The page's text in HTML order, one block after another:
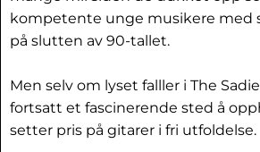
kompetente unge musikere med
på slutten av 90-tallet.
Men selv om lyset falller i The
fortsatt et fascinerende sted å
setter pris på gitarer i fri utfoldelse.